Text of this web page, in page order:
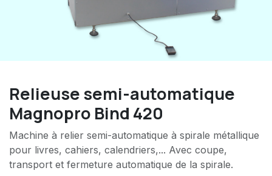
Relieuse semi-automatique
Magnopro Bind 420
Machine à relier semi-automatique à spirale métallique
pour livres, cahiers, calendriers,... Avec coupe,
transport et fermeture automatique de la spirale.